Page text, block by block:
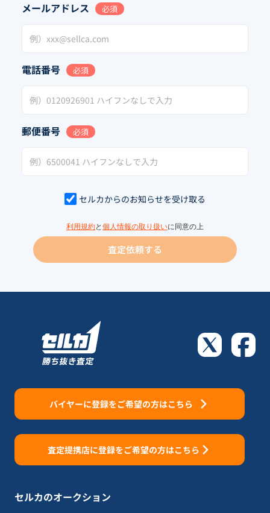
メールアドレス 必須
電話番号 必須
郵便番号 必須
セルカからのお知らせを受け取る
利用規約と 個人情報の取り扱いに同意の上
査定依頼する
バイヤーに登録をご希望の方はこちら
査定提携店に登録をご希望の方はこちら
セルカのオークション